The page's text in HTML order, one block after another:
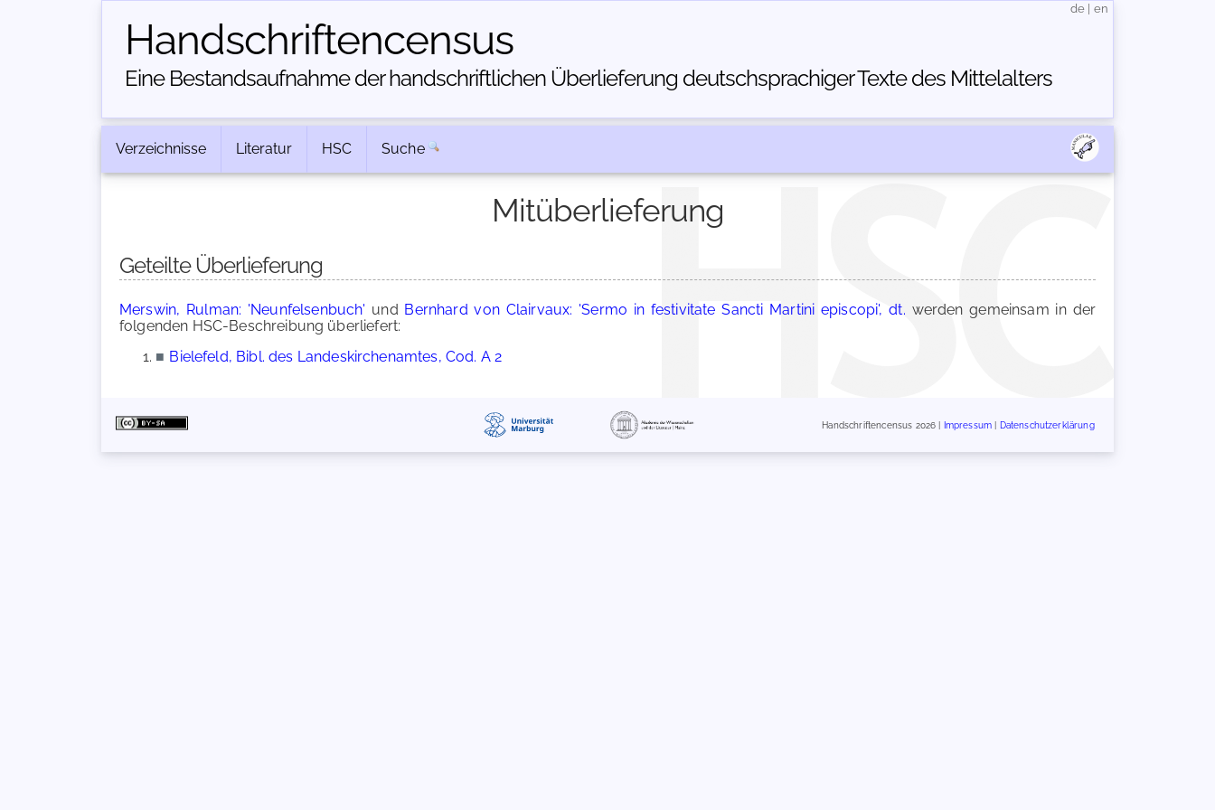
Handschriften­census
Eine Bestandsaufnahme der handschriftlichen Über­lieferung deutschsprachiger Texte des Mittelalters
de en
Verzeichnisse Literatur HSC Suche
Mitüberlieferung
Geteilte Überlieferung
Merswin, Rulman: 'Neunfelsenbuch' und Bernhard von Clairvaux: 'Sermo in festivitate Sancti Martini episcopi', dt. werden gemeinsam in der
folgenden HSC-Beschreibung überliefert:
■ Bielefeld, Bibl. des Landeskirchenamtes, Cod. A 2
Handschriftencensus 2026 | Impressum Datenschutzerklärung